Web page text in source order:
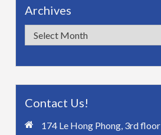
Archives
Archives
Contact Us!
174 Le Hong Phong, 3rd floor